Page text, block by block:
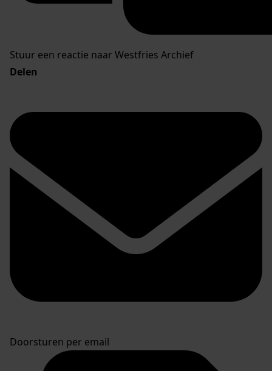
Stuur een reactie naar Westfries Archief
Delen
Doorsturen per email